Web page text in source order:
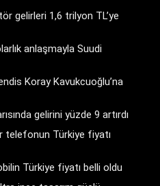
gelirleri 1,6 trilyon TL’ye
anlaşmayla Suudi
Koray Kavukcuoğlu’na
gelirini yüzde 9 artırdı
telefonun Türkiye fiyatı
Türkiye fiyatı belli oldu